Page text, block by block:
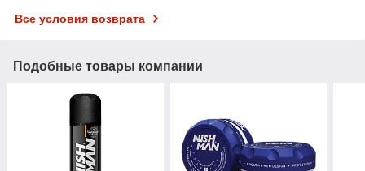
Все условия возврата
Подобные товары компании